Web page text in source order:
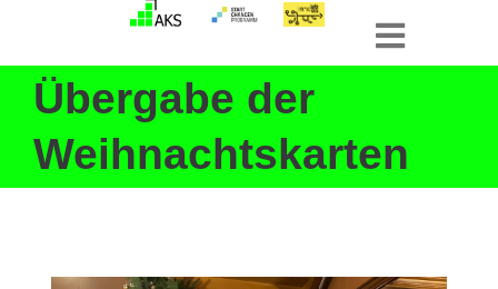
Toggle
Bildungsangebote
Übergabe der
Weihnachtskarten